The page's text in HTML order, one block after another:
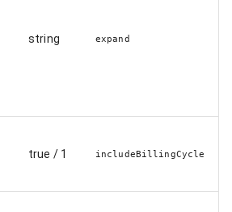
expand
string
includeBillingCycle
1 / true